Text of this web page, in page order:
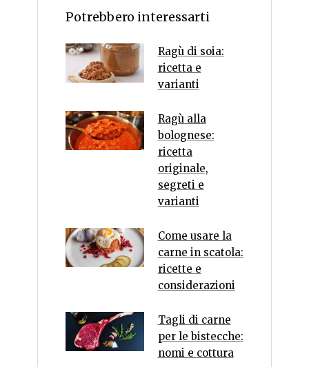
Potrebbero interessarti
Ragù di soia:
ricetta e
varianti
Ragù alla
bolognese:
ricetta
originale,
segreti e
varianti
Come usare la
carne in scatola:
ricette e
considerazioni
Tagli di carne
per le bistecche:
nomi e cottura